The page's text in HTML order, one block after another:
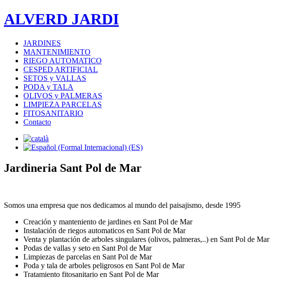
ALVERD JARDI
JARDINES
MANTENIMIENTO
RIEGO AUTOMATICO
CESPED ARTIFICIAL
SETOS y VALLAS
PODA y TALA
OLIVOS y PALMERAS
LIMPIEZA PARCELAS
FITOSANITARIO
Contacto
Jardineria Sant Pol de Mar
Somos una empresa que nos dedicamos al mundo del paisajismo, desde 1995
Creación y manteniento de jardines en Sant Pol de Mar
Instalación de riegos automaticos en Sant Pol de Mar
Venta y plantación de arboles singulares (olivos, palmeras,..) en Sant Pol de Mar
Podas de vallas y seto en Sant Pol de Mar
Limpiezas de parcelas en Sant Pol de Mar
Poda y tala de arboles peligrosos en Sant Pol de Mar
Tratamiento fitosanitario en Sant Pol de Mar